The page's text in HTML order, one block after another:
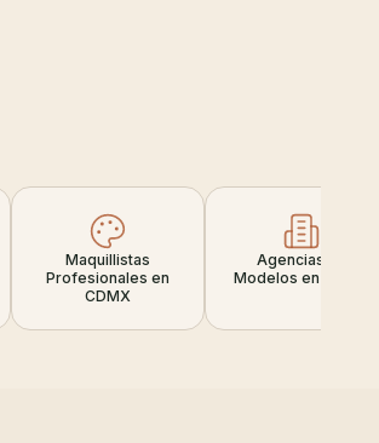
Maquillistas
Profesionales en
CDMX
Agencias de
Modelos en CDMX